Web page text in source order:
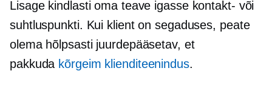
Lisage kindlasti oma teave igasse kontakt- või
suhtluspunkti. Kui klient on segaduses, peate
olema hõlpsasti juurdepääsetav, et
pakkuda kõrgeim klienditeenindus.